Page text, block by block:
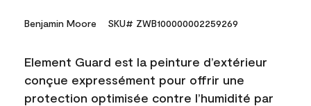
Benjamin Moore SKU# ZWB100000002259269
Element Guard est la peinture d’extérieur
conçue expressément pour offrir une
protection optimisée contre l’humidité par